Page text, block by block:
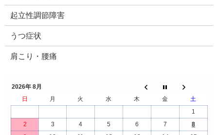
起立性調節障害
うつ症状
肩こり・腰痛
2026年 8月
日
月 火 水 木 金
土
1
2
3 4 5 6 7
8